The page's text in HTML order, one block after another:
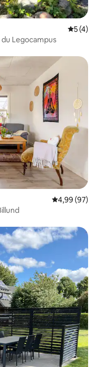
Note
5 (4)
Legocampus
plus aimés
Note
4,99 (97)
plus aimés